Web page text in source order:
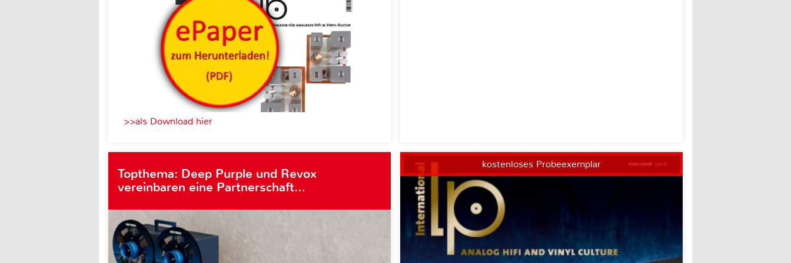
>>als Download hier
Topthema: Deep Purple und Revox
vereinbaren eine Partnerschaft…
kostenloses Probeexemplar